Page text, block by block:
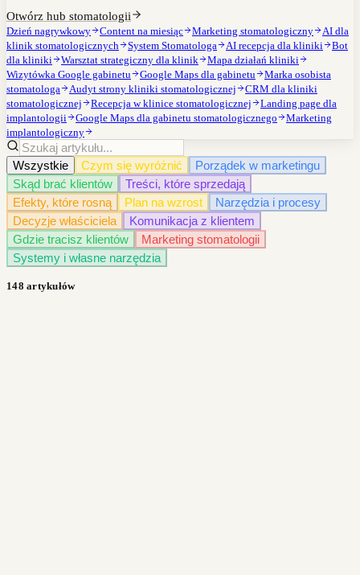
Otwórz hub stomatologii
Dzień nagrywkowy Content na miesiąc Marketing stomatologiczny
AI dla
klinik stomatologicznych
System Stomatologa AI recepcja dla kliniki
Bot
dla kliniki
Warsztat strategiczny dla klinik
Mapa działań kliniki
Wizytówka Google gabinetu
Google Maps dla gabinetu
Marka osobista
stomatologa
Audyt strony kliniki stomatologicznej
CRM dla kliniki
stomatologicznej
Recepcja w klinice stomatologicznej
Landing page dla
implantologii
Google Maps dla gabinetu stomatologicznego
Marketing
implantologiczny
Wszystkie Czym się wyróżnić
Porządek w marketingu
Skąd brać klientów
Treści, które sprzedają
Efekty, które rosną
Plan na wzrost
Narzędzia i procesy
Decyzje właściciela
Komunikacja z klientem
Gdzie tracisz klientów
Marketing stomatologii
Systemy i własne narzędzia
148 artykułów